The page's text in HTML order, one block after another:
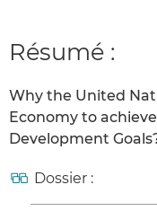
Résumé :
Why the United
Economy to
Development
Dossier :